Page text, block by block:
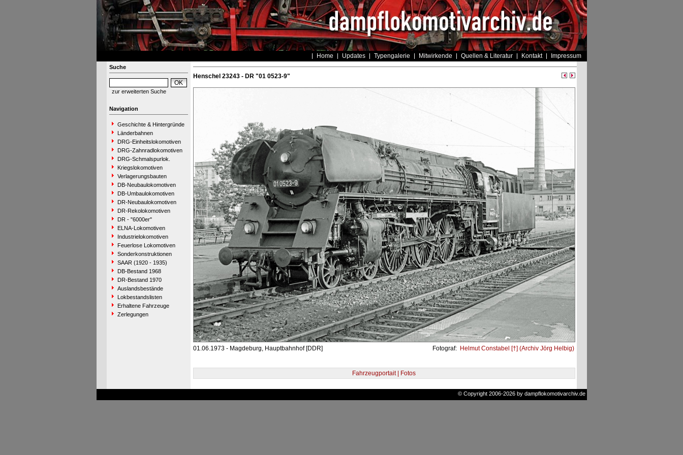
Home Updates Typengalerie Mitwirkende Quellen & Literatur Kontakt Impressum
Suche
zur erweiterten Suche
Navigation
Geschichte & Hintergründe
Länderbahnen
DRG-Einheitslokomotiven
DRG-Zahnradlokomotiven
DRG-Schmalspurlok.
Kriegslokomotiven
Verlagerungsbauten
DB-Neubaulokomotiven
DB-Umbaulokomotiven
DR-Neubaulokomotiven
DR-Rekolokomotiven
DR - "6000er"
ELNA-Lokomotiven
Industrielokomotiven
Feuerlose Lokomotiven
Sonderkonstruktionen
SAAR (1920 - 1935)
DB-Bestand 1968
DR-Bestand 1970
Auslandsbestände
Lokbestandslisten
Erhaltene Fahrzeuge
Zerlegungen
Henschel 23243 - DR "01 0523-9"
01.06.1973 - Magdeburg, Hauptbahnhof [DDR] Fotograf: Helmut Constabel [†] (Archiv Jörg Helbig)
Fahrzeugportait | Fotos
© Copyright 2006-2026 by dampflokomotivarchiv.de